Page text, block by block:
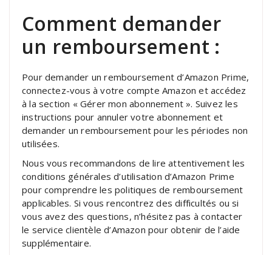
Comment demander
un remboursement :
Pour demander un remboursement d’Amazon Prime,
connectez-vous à votre compte Amazon et accédez
à la section « Gérer mon abonnement ». Suivez les
instructions pour annuler votre abonnement et
demander un remboursement pour les périodes non
utilisées.
Nous vous recommandons de lire attentivement les
conditions générales d’utilisation d’Amazon Prime
pour comprendre les politiques de remboursement
applicables. Si vous rencontrez des difficultés ou si
vous avez des questions, n’hésitez pas à contacter
le service clientèle d’Amazon pour obtenir de l’aide
supplémentaire.